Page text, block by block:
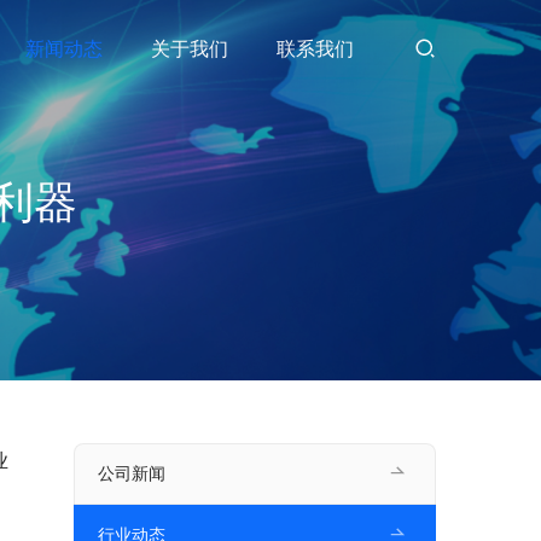
新闻动态 关于我们 联系我们
器
公司新闻
行业动态